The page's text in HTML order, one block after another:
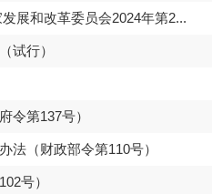
展和改革委员会2024年第2...
试行）
令第137号）
法（财政部令第110号）
号）
发展改革委 联合发
及其关联犯罪典型案